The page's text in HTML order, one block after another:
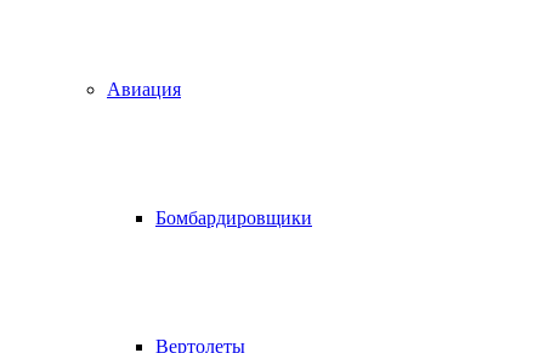
Авиация
Бомбардировщики
Вертолеты